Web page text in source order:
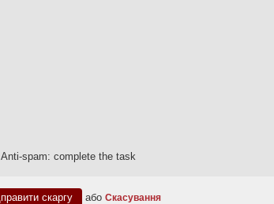
Anti-spam: complete the task
абоСкасування